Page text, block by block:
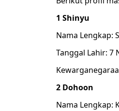
1 Shinyu
Nama Lengkap:
Tanggal Lahir: 7
2 Dohoon
Nama Lengkap: